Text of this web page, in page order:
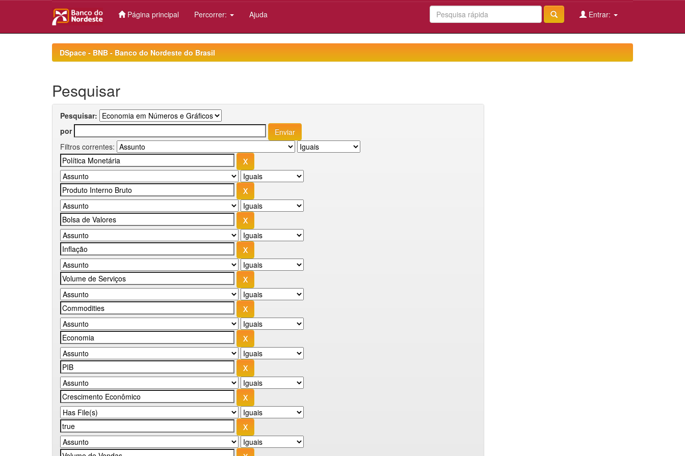
Página principal Percorrer: Ajuda Entrar:
DSpace - BNB - Banco do Nordeste do Brasil
Pesquisar
Pesquisar:
por
Filtros correntes: